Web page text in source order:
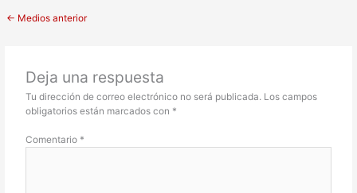
← Medios anterior
Deja una respuesta
Tu dirección de correo electrónico no será publicada. Los campos
obligatorios están marcados con *
Comentario *